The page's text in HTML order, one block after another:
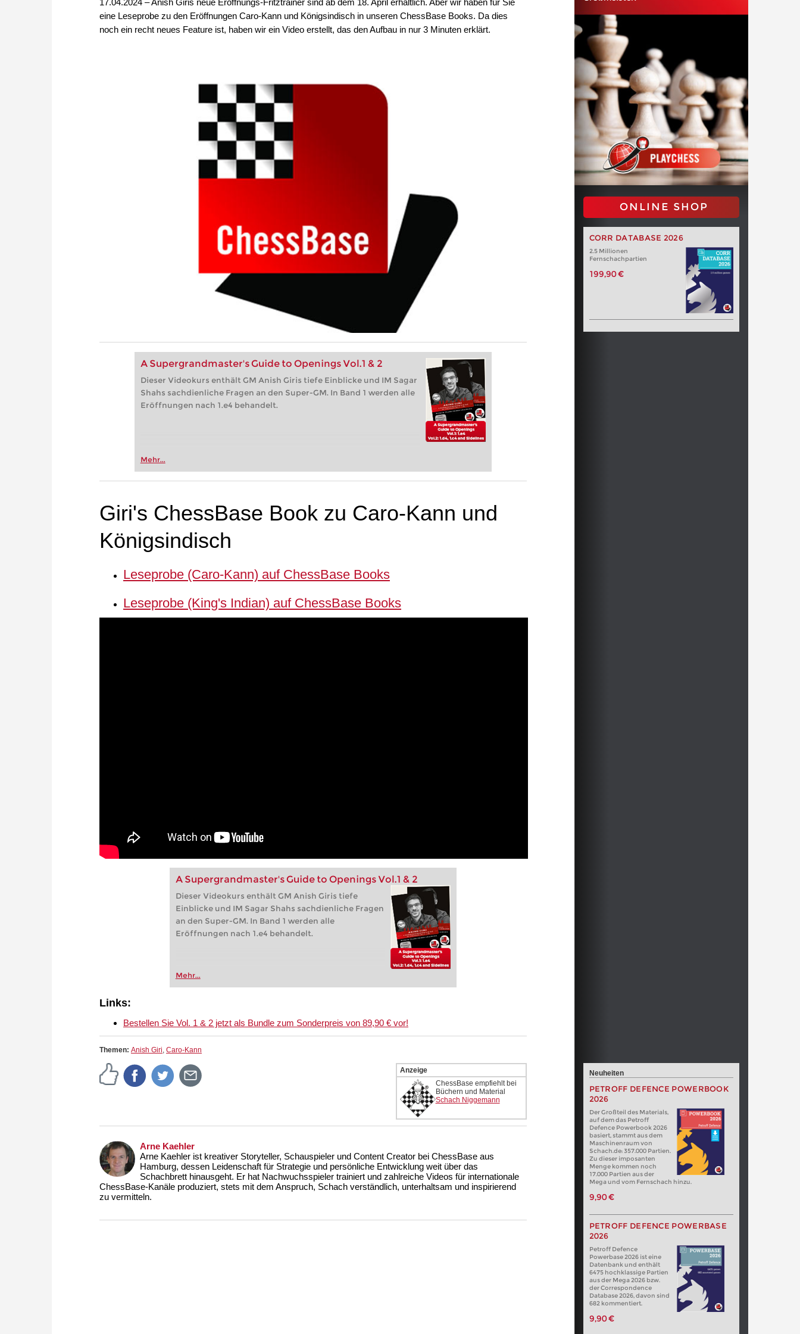
eine Leseprobe zu den Eröffnungen Caro-Kann und Königsindisch in unseren ChessBase Books. Da dies
noch ein recht neues Feature ist, haben wir ein Video erstellt, das den Aufbau in nur 3 Minuten erklärt.
A Supergrandmaster's Guide to Openings Vol.1 & 2
Dieser Videokurs enthält GM Anish Giris tiefe Einblicke und IM Sagar
Shahs sachdienliche Fragen an den Super-GM. In Band 1 werden alle
Eröffnungen nach 1.e4 behandelt.
Mehr...
ONLINE SHOP
CORR DATABASE 2026
2.5 Millionen
Fernschachpartien
199,90 €
Giri's ChessBase Book zu Caro-Kann und
Königsindisch
Leseprobe (Caro-Kann) auf ChessBase Books
Leseprobe (King's Indian) auf ChessBase Books
A Supergrandmaster's Guide to Openings Vol.1 & 2
Dieser Videokurs enthält GM Anish Giris tiefe
Einblicke und IM Sagar Shahs sachdienliche Fragen
an den Super-GM. In Band 1 werden alle
Eröffnungen nach 1.e4 behandelt.
Mehr...
Links:
Bestellen Sie Vol. 1 & 2 jetzt als Bundle zum Sonderpreis von 89,90 € vor!
Themen: Anish Giri, Caro-Kann
Anzeige
ChessBase empfiehlt bei
Büchern und Material
Schach Niggemann
Arne Kaehler
Arne Kaehler ist kreativer Storyteller, Schauspieler und Content Creator bei ChessBase aus
Hamburg, dessen Leidenschaft für Strategie und persönliche Entwicklung weit über das
Schachbrett hinausgeht. Er hat Nachwuchsspieler trainiert und zahlreiche Videos für internationale
ChessBase-Kanäle produziert, stets mit dem Anspruch, Schach verständlich, unterhaltsam und inspirierend
zu vermitteln.
Neuheiten
PETROFF DEFENCE POWERBOOK
2026
Der Großteil des Materials,
auf dem das Petroff
Defence Powerbook 2026
basiert, stammt aus dem
Maschinenraum von
Schach.de: 357.000 Partien.
Zu dieser imposanten
Menge kommen noch
17.000 Partien aus der
Mega und vom Fernschach hinzu.
9,90 €
PETROFF DEFENCE POWERBASE
2026
Petroff Defence
Powerbase 2026 ist eine
Datenbank und enthält
6475 hochklassige Partien
aus der Mega 2026 bzw.
der Correspondence
Database 2026, davon sind
682 kommentiert.
9,90 €